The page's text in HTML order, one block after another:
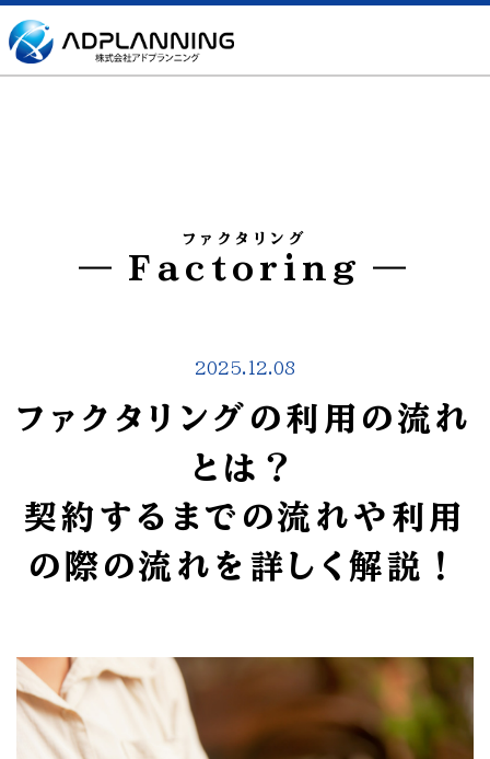
ファクタリング
Factoring
2025.12.08
ファクタリングの利用の流れ
とは？
契約するまでの流れや利用
の際の流れを詳しく解説！